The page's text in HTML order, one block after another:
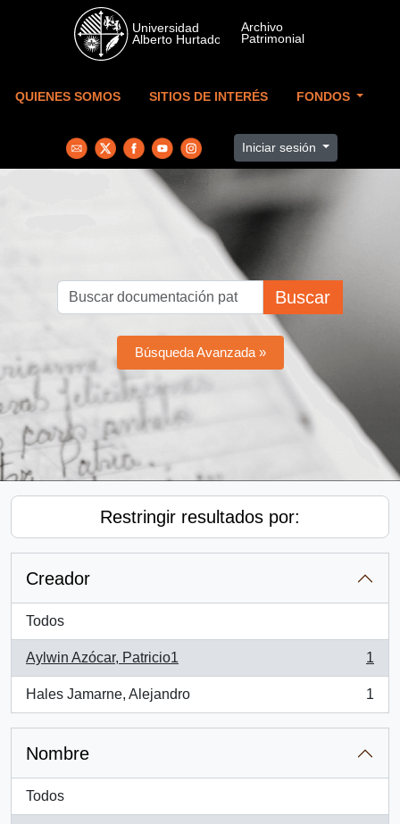
Skip to main content
QUIENES SOMOS SITIOS DE INTERÉS FONDOS
Iniciar sesión
Buscar
Búsqueda Avanzada »
Restringir resultados por:
Creador
Todos
Aylwin Azócar, Patricio1
, 1 resultados
1
Hales Jamarne, Alejandro
, 1 resultados
1
Nombre
Todos